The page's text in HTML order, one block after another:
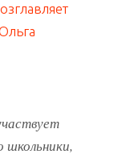
школьники,